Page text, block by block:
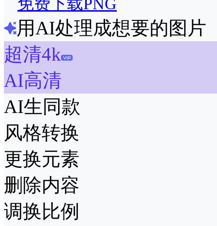
用AI处理成想要的图片
超清4k
AI高清
AI生同款
风格转换
更换元素
删除内容
调换比例